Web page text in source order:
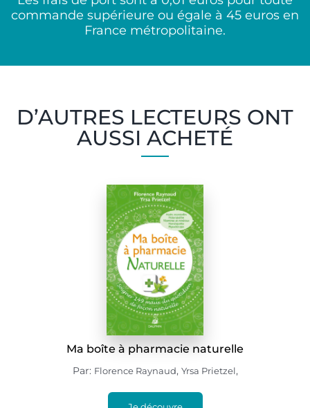
commande supérieure ou égale à 45 euros en
France métropolitaine.
D’AUTRES LECTEURS ONT
AUSSI ACHETÉ
Ma boîte à pharmacie naturelle
Par: Florence Raynaud, Yrsa Prietzel,